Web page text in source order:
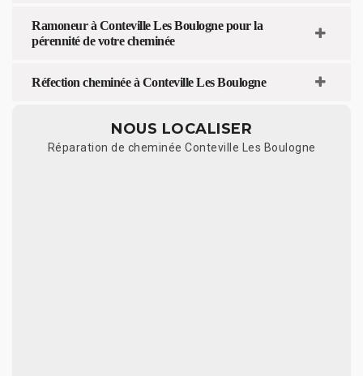
Ramoneur à Conteville Les Boulogne pour la
pérennité de votre cheminée
Réfection cheminée à Conteville Les Boulogne
NOUS LOCALISER
Réparation de cheminée Conteville Les Boulogne